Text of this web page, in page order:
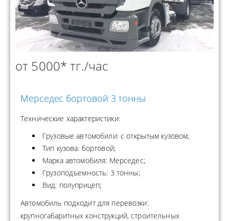
от 5000* тг./час
Мерседес бортовой 3 тонны
Технические характеристики:
Грузовые автомобили: с открытым кузовом;
Тип кузова: бортовой;
Марка автомобиля: Мерседес;
Грузоподъемность: 3 тонны;
Вид: полуприцеп;
Автомобиль подходит для перевозки:
крупногабаритных конструкций, строительных